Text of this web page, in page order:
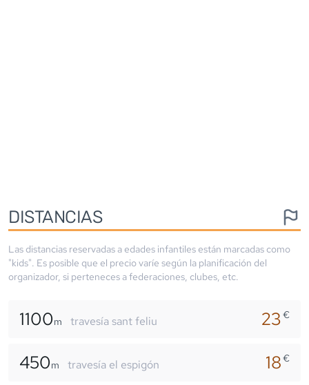
DISTANCIAS
Las distancias reservadas a edades infantiles están marcadas como
"kids". Es posible que el precio varíe según la planificación del
organizador, si perteneces a federaciones, clubes, etc.
1100m travesía sant feliu 23€
450m travesía el espigón 18€